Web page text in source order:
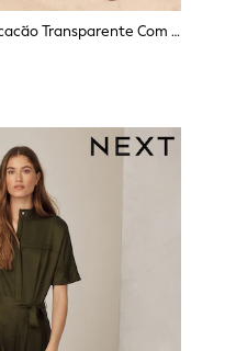
Friends Like These Macacão Transparente Com Bordado Nas Pernas E Amarração Na Cintura